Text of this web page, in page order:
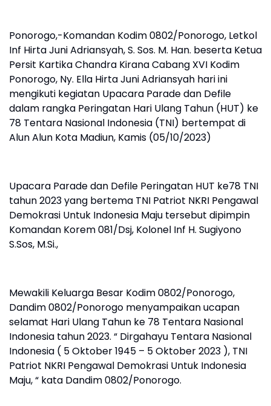
Ponorogo,-Komandan Kodim 0802/Ponorogo, Letkol
Inf Hirta Juni Adriansyah, S. Sos. M. Han. beserta Ketua
Persit Kartika Chandra Kirana Cabang XVI Kodim
Ponorogo, Ny. Ella Hirta Juni Adriansyah hari ini
mengikuti kegiatan Upacara Parade dan Defile
dalam rangka Peringatan Hari Ulang Tahun (HUT) ke
78 Tentara Nasional Indonesia (TNI) bertempat di
Alun Alun Kota Madiun, Kamis (05/10/2023)
Upacara Parade dan Defile Peringatan HUT ke78 TNI
tahun 2023 yang bertema TNI Patriot NKRI Pengawal
Demokrasi Untuk Indonesia Maju tersebut dipimpin
Komandan Korem 081/Dsj, Kolonel Inf H. Sugiyono
S.Sos, M.Si.,
Mewakili Keluarga Besar Kodim 0802/Ponorogo,
Dandim 0802/Ponorogo menyampaikan ucapan
selamat Hari Ulang Tahun ke 78 Tentara Nasional
Indonesia tahun 2023. “ Dirgahayu Tentara Nasional
Indonesia ( 5 Oktober 1945 – 5 Oktober 2023 ), TNI
Patriot NKRI Pengawal Demokrasi Untuk Indonesia
Maju, “ kata Dandim 0802/Ponorogo.